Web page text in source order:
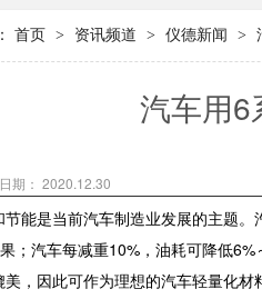
首页 > 资讯频道 > 仪德新闻 >
汽车用6
期： 2020.12.30
能是当前汽车制造业发展的主题
；汽车每减重10%，油耗可降低
美，因此可作为理想的汽车轻量化